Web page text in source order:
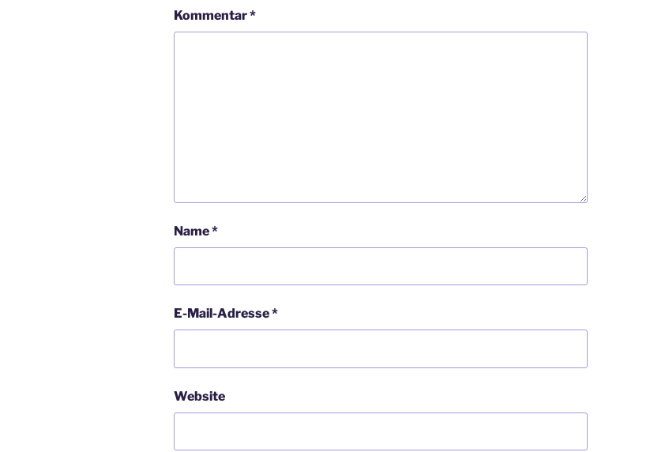
Kommentar*
Name*
E-Mail-Adresse*
Website